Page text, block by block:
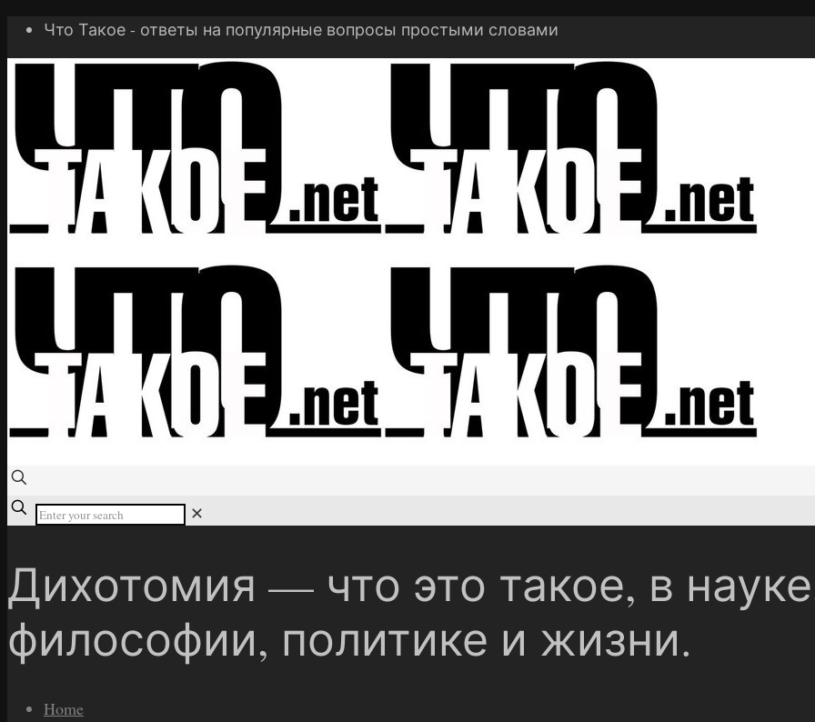
Что Такое - ответы на популярные вопросы простыми словами
✕
Дихотомия — что это такое, в
философии, политике и жизни.
Home